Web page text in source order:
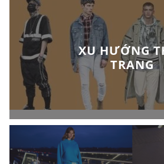
XU HƯỚNG
TRANG